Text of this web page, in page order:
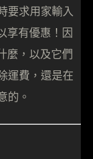
要求用家輸入
享有優惠！因
麼，以及它們
運費，還是在
的。